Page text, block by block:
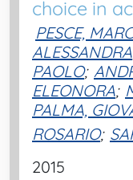
choice in
PESCE,
ALESSANDRA
PAOLO;
ELEONORA;
PALMA,
ROSARIO;
2015